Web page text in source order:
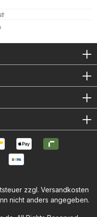
zzgl. Versandkosten
nicht anders angegeben.